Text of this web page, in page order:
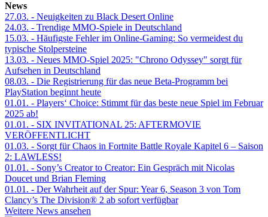
News
27.03. - Neuigkeiten zu Black Desert Online
24.03. - Trendige MMO-Spiele in Deutschland
15.03. - Häufigste Fehler im Online-Gaming: So vermeidest du
typische Stolpersteine
13.03. - Neues MMO-Spiel 2025: "Chrono Odyssey" sorgt für
Aufsehen in Deutschland
08.03. - Die Registrierung für das neue Beta-Programm bei
PlayStation beginnt heute
01.01. - Players‘ Choice: Stimmt für das beste neue Spiel im Februar
2025 ab!
01.01. - SIX INVITATIONAL 25: AFTERMOVIE
VERÖFFENTLICHT
01.03. - Sorgt für Chaos in Fortnite Battle Royale Kapitel 6 – Saison
2: LAWLESS!
01.01. - Sony’s Creator to Creator: Ein Gespräch mit Nicolas
Doucet und Brian Fleming
01.01. - Der Wahrheit auf der Spur: Year 6, Season 3 von Tom
Clancy’s The Division® 2 ab sofort verfügbar
Weitere News ansehen